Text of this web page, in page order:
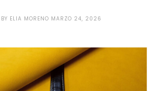
BY ELIA MORENO MARZO 24, 2026